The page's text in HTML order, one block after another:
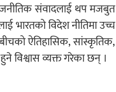
संवादलाई थप मजबुत
भारतको विदेश नीतिमा उच्च
ऐतिहासिक, सांस्कृतिक,
विश्वास व्यक्त गरेका छन् ।